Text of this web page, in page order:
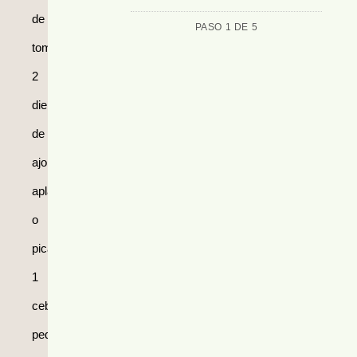
de
tomates
2
dientes
de
ajo
aplastados
o
picados.
1
cebolla
pequeña
PASO 1 DE 5